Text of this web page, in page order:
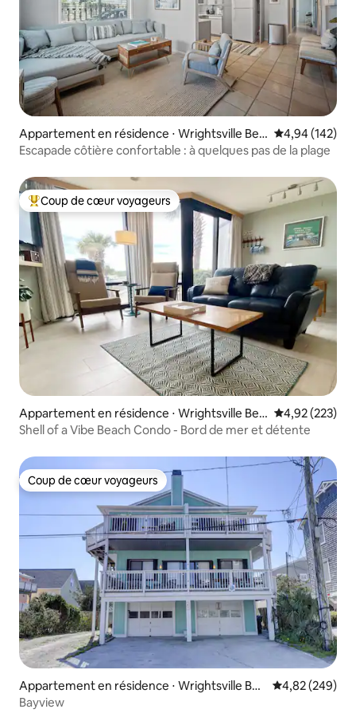
Appartement en résidence ⋅ Wrightsville Bea
ch
Évaluation
4,94 (142)
Escapade côtière confortable : à quelques pas de la plage
Coups de cœur voyageurs les plus appréciés
Coup de cœur voyageurs
Appartement en résidence ⋅ Wrightsville Bea
ch
Évaluation
4,92 (223)
Shell of a Vibe Beach Condo - Bord de mer et détente
Coup de cœur voyageurs
Coup de cœur voyageurs
Appartement en résidence ⋅ Wrightsville Bea
ch
Évaluation
4,82 (249)
Bayview